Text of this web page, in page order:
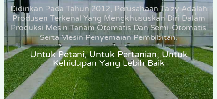
Didirikan Pada Tahun 2012, Perusahaan Taizy Adalah
Produsen Terkenal Yang Mengkhususkan Diri Dalam
Produksi Mesin Tanam Otomatis Dan Semi-Otomatis
Serta Mesin Penyemaian Pembibitan.
Untuk Petani, Untuk Pertanian, Untuk
Kehidupan Yang Lebih Baik